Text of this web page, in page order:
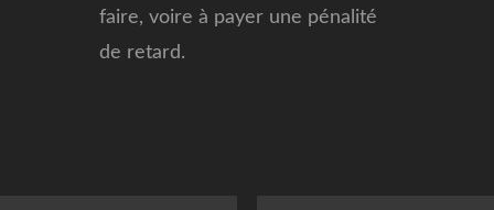
faire, voire à payer une pénalité
de retard.